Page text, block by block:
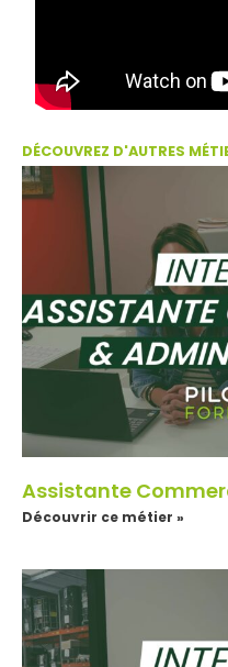
DÉCOUVREZ D'AUTRES
Assistante
Découvrir ce métier »